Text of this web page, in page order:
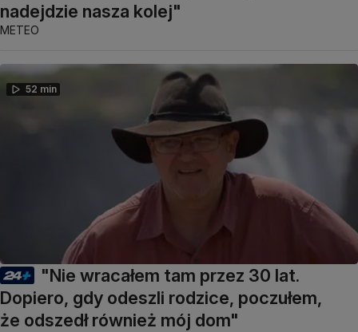
nadejdzie nasza kolej"
METEO
52 min
"Nie wracałem tam przez 30 lat.
Dopiero, gdy odeszli rodzice, poczułem,
że odszedł również mój dom"